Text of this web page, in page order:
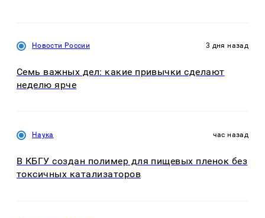
Новости России 3 дня назад
Семь важных дел: какие привычки сделают
неделю ярче
Наука час назад
В КБГУ создан полимер для пищевых пленок без
токсичных катализаторов